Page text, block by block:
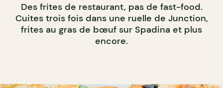
Des frites de restaurant, pas de fast-food.
Cuites trois fois dans une ruelle de Junction,
frites au gras de bœuf sur Spadina et plus
encore.